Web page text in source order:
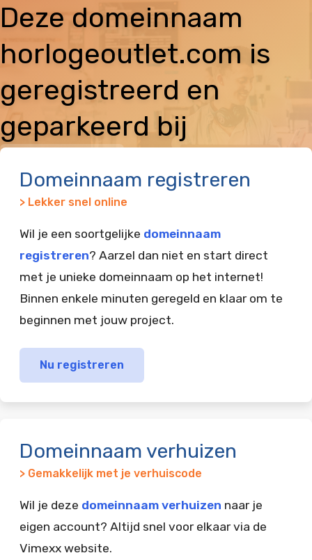
Deze domeinnaam
horlogeoutlet.com is
geregistreerd en
geparkeerd bij
Domeinnaam registreren
> Lekker snel online
Wil je een soortgelijke domeinnaam
registreren? Aarzel dan niet en start direct
met je unieke domeinnaam op het internet!
Binnen enkele minuten geregeld en klaar om te
beginnen met jouw project.
Nu registreren
Domeinnaam verhuizen
> Gemakkelijk met je verhuiscode
Wil je deze domeinnaam verhuizen naar je
eigen account? Altijd snel voor elkaar via de
Vimexx website.